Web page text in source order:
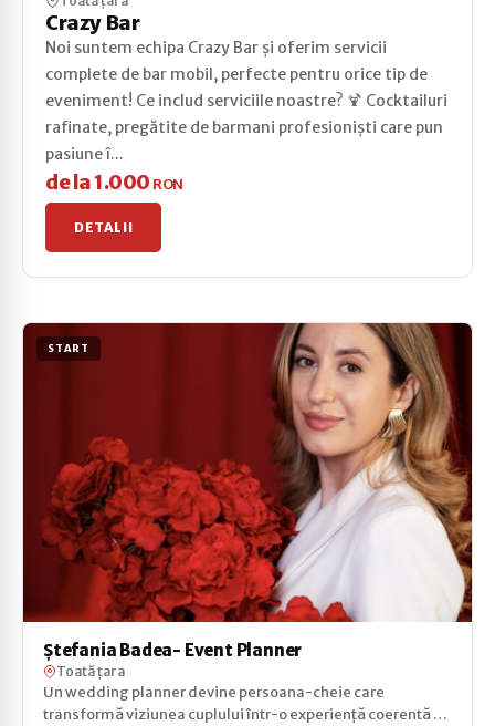
Crazy Bar
Noi suntem echipa Crazy Bar și oferim servicii
complete de bar mobil, perfecte pentru orice tip de
eveniment! Ce includ serviciile noastre? 🍹 Cocktailuri
rafinate, pregătite de barmani profesioniști care pun
pasiune î...
de la 1.000 RON
DETALII
START
Ştefania Badea- Event Planner
Toată țara
Un wedding planner devine persoana-cheie care
transformă viziunea cuplului într-o experiență coerentă și